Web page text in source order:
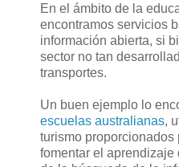
En el ámbito de la
encontramos servicios
información abierta, si
sector no tan
transportes.
Un buen ejemplo lo
escuelas australianas,
turismo proporcionados
fomentar el aprendizaje